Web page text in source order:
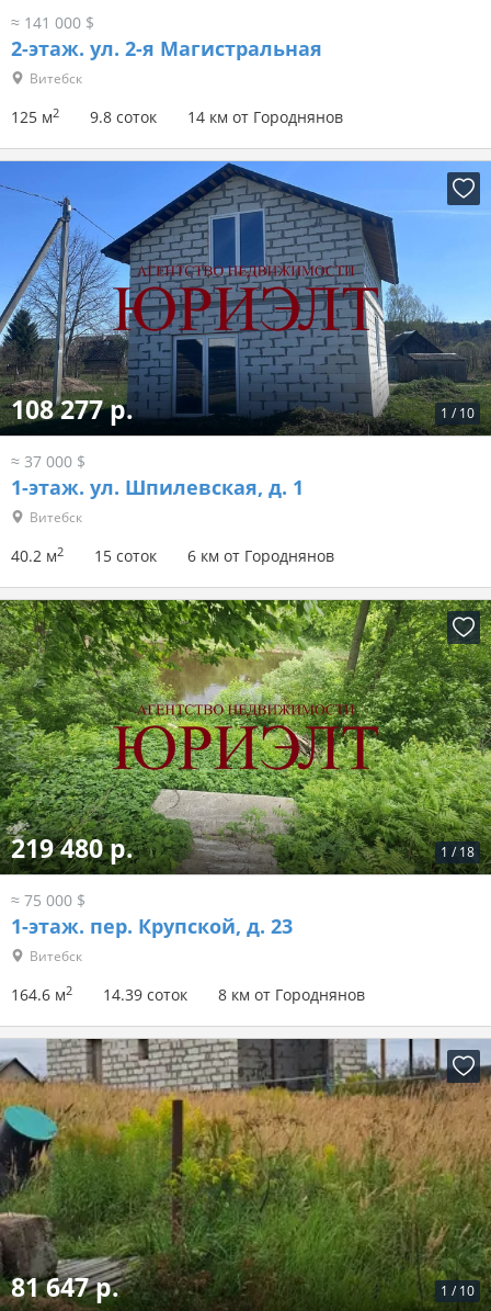
≈ 141 000 $
2-этаж. ул. 2-я Магистральная
Витебск
125 м2 9.8 соток 14 км от Городнянов
1 / 10
108 277 р.
≈ 37 000 $
1-этаж. ул. Шпилевская, д. 1
Витебск
40.2 м2 15 соток 6 км от Городнянов
1 / 18
219 480 р.
≈ 75 000 $
1-этаж. пер. Крупской, д. 23
Витебск
164.6 м2 14.39 соток 8 км от Городнянов
1 / 10
81 647 р.